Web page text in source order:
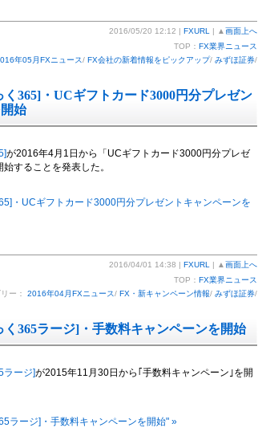
2016/05/20 12:12 | FXURL | ▲ 画面上へ
TOP： FX業界ニュース
年05月FXニュース/ FX会社の新着情報をピックアップ/ みずほ証券/
365]・UCギフトカード3000円分プレゼン
始
が2016年4月1日から「UCギフトカード3000円分プレゼ
することを発表した。
・UCギフトカード3000円分プレゼントキャンペーンを
2016/04/01 14:38 | FXURL | ▲ 画面上へ
TOP： FX業界ニュース
ー： 2016年04月FXニュース/ FX・新キャンペーン情報/ みずほ証券/
365ラージ]・手数料キャンペーンを開始
ラージ]が2015年11月30日から｢手数料キャンペーン｣を開
ラージ]・手数料キャンペーンを開始" »